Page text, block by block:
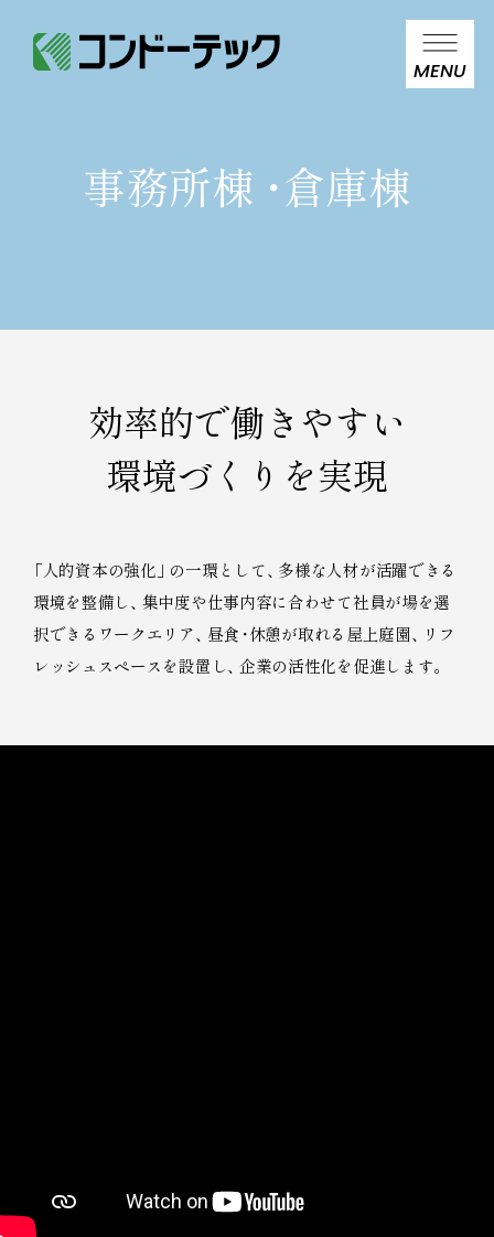
MENU
事務所棟・倉庫棟
効率的で働きやすい
環境づくりを実現
「人的資本の強化 」の一環として、 多様な人材が活躍できる
環境を整備し、 集中度や仕事内容に合わせて社員が場を選
択できるワークエリア、 昼食・休憩が取れる屋上庭園、 リフ
レッシュスペースを設置し、 企業の活性化を促進します。